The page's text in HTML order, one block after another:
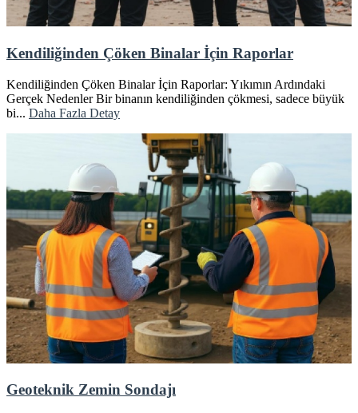
Kendiliğinden Çöken Binalar İçin Raporlar
Kendiliğinden Çöken Binalar İçin Raporlar: Yıkımın Ardındaki
Gerçek Nedenler Bir binanın kendiliğinden çökmesi, sadece büyük
bi... Daha Fazla Detay
Geoteknik Zemin Sondajı